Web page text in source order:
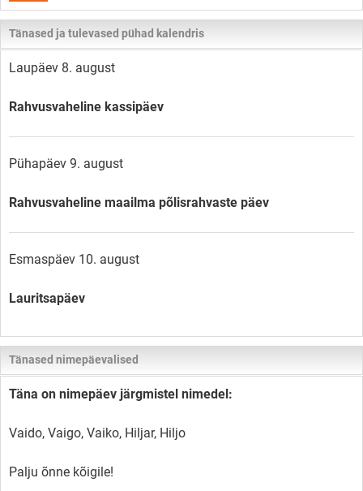
Tänased ja tulevased pühad kalendris
Laupäev 8. august
Rahvusvaheline kassipäev
Pühapäev 9. august
Rahvusvaheline maailma põlisrahvaste päev
Esmaspäev 10. august
Lauritsapäev
Tänased nimepäevalised
Täna on nimepäev järgmistel nimedel:
Vaido, Vaigo, Vaiko, Hiljar, Hiljo
Palju õnne kõigile!